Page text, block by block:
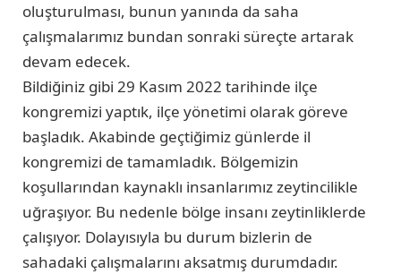
oluşturulması, bunun yanında da saha
çalışmalarımız bundan sonraki süreçte artarak
devam edecek.
Bildiğiniz gibi 29 Kasım 2022 tarihinde ilçe
kongremizi yaptık, ilçe yönetimi olarak göreve
başladık. Akabinde geçtiğimiz günlerde il
kongremizi de tamamladık. Bölgemizin
koşullarından kaynaklı insanlarımız zeytincilikle
uğraşıyor. Bu nedenle bölge insanı zeytinliklerde
çalışıyor. Dolayısıyla bu durum bizlerin de
sahadaki çalışmalarını aksatmış durumdadır.